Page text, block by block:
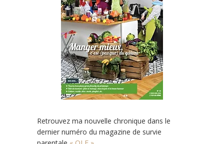
Retrouvez ma nouvelle chronique dans le
dernier numéro du magazine de survie